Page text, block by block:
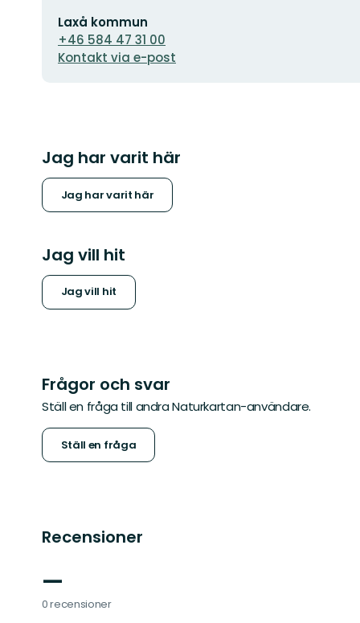
postadress
Laxå kommun
+46 584 47 31 00
Kontakt via e-post
Jag har varit här
Jag har varit här
Jag vill hit
Jag vill hit
Frågor och svar
Ställ en fråga till andra Naturkartan-användare.
Ställ en fråga
Recensioner
—
0 recensioner